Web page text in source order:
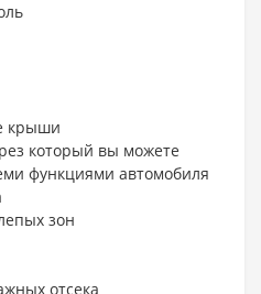
крыши
который вы можете
функциями автомобиля
зон
отсека